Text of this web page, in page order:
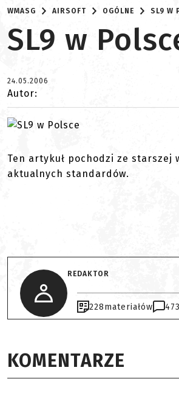
WMASG AIRSOFT OGÓLNE SL9 W
SL9 w
24.05.2006
Autor:
Ten artykuł pochodzi ze starszej
aktualnych standardów.
REDAKTOR
228materiałów 473
KOMENTARZE